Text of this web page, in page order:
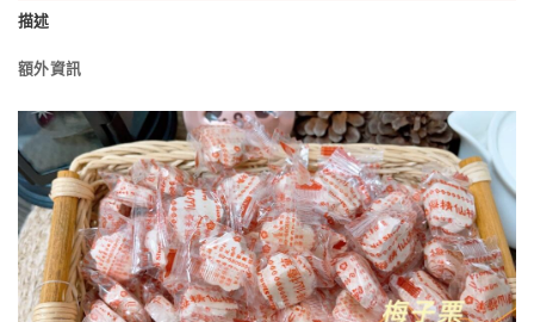
描述
額外資訊